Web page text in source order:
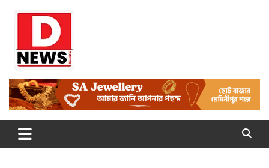
Dnews
#Medinipur24X7News